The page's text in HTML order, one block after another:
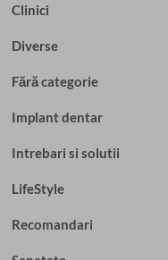
Clinici
Diverse
Fără categorie
Implant dentar
Intrebari si solutii
LifeStyle
Recomandari